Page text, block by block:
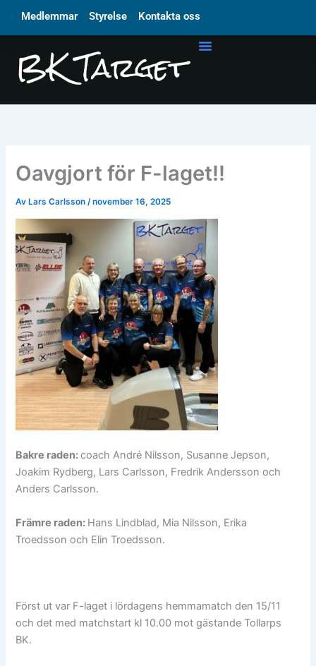
Medlemmar Styrelse Kontakta oss
Oavgjort för F-laget!!
Av Lars Carlsson/november 16, 2025
Bakre raden:coach André Nilsson, Susanne Jepson,
Joakim Rydberg, Lars Carlsson, Fredrik Andersson och
Anders Carlsson.
Främre raden: Hans Lindblad, Mia Nilsson, Erika
Troedsson och Elin Troedsson.
Först ut var F-laget i lördagens hemmamatch den 15/11
och det med matchstart kl 10.00 mot gästande Tollarps
BK.